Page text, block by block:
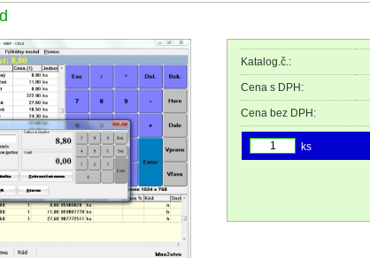
Katalog.č.:
Cena s DPH:
Cena bez DPH:
ks